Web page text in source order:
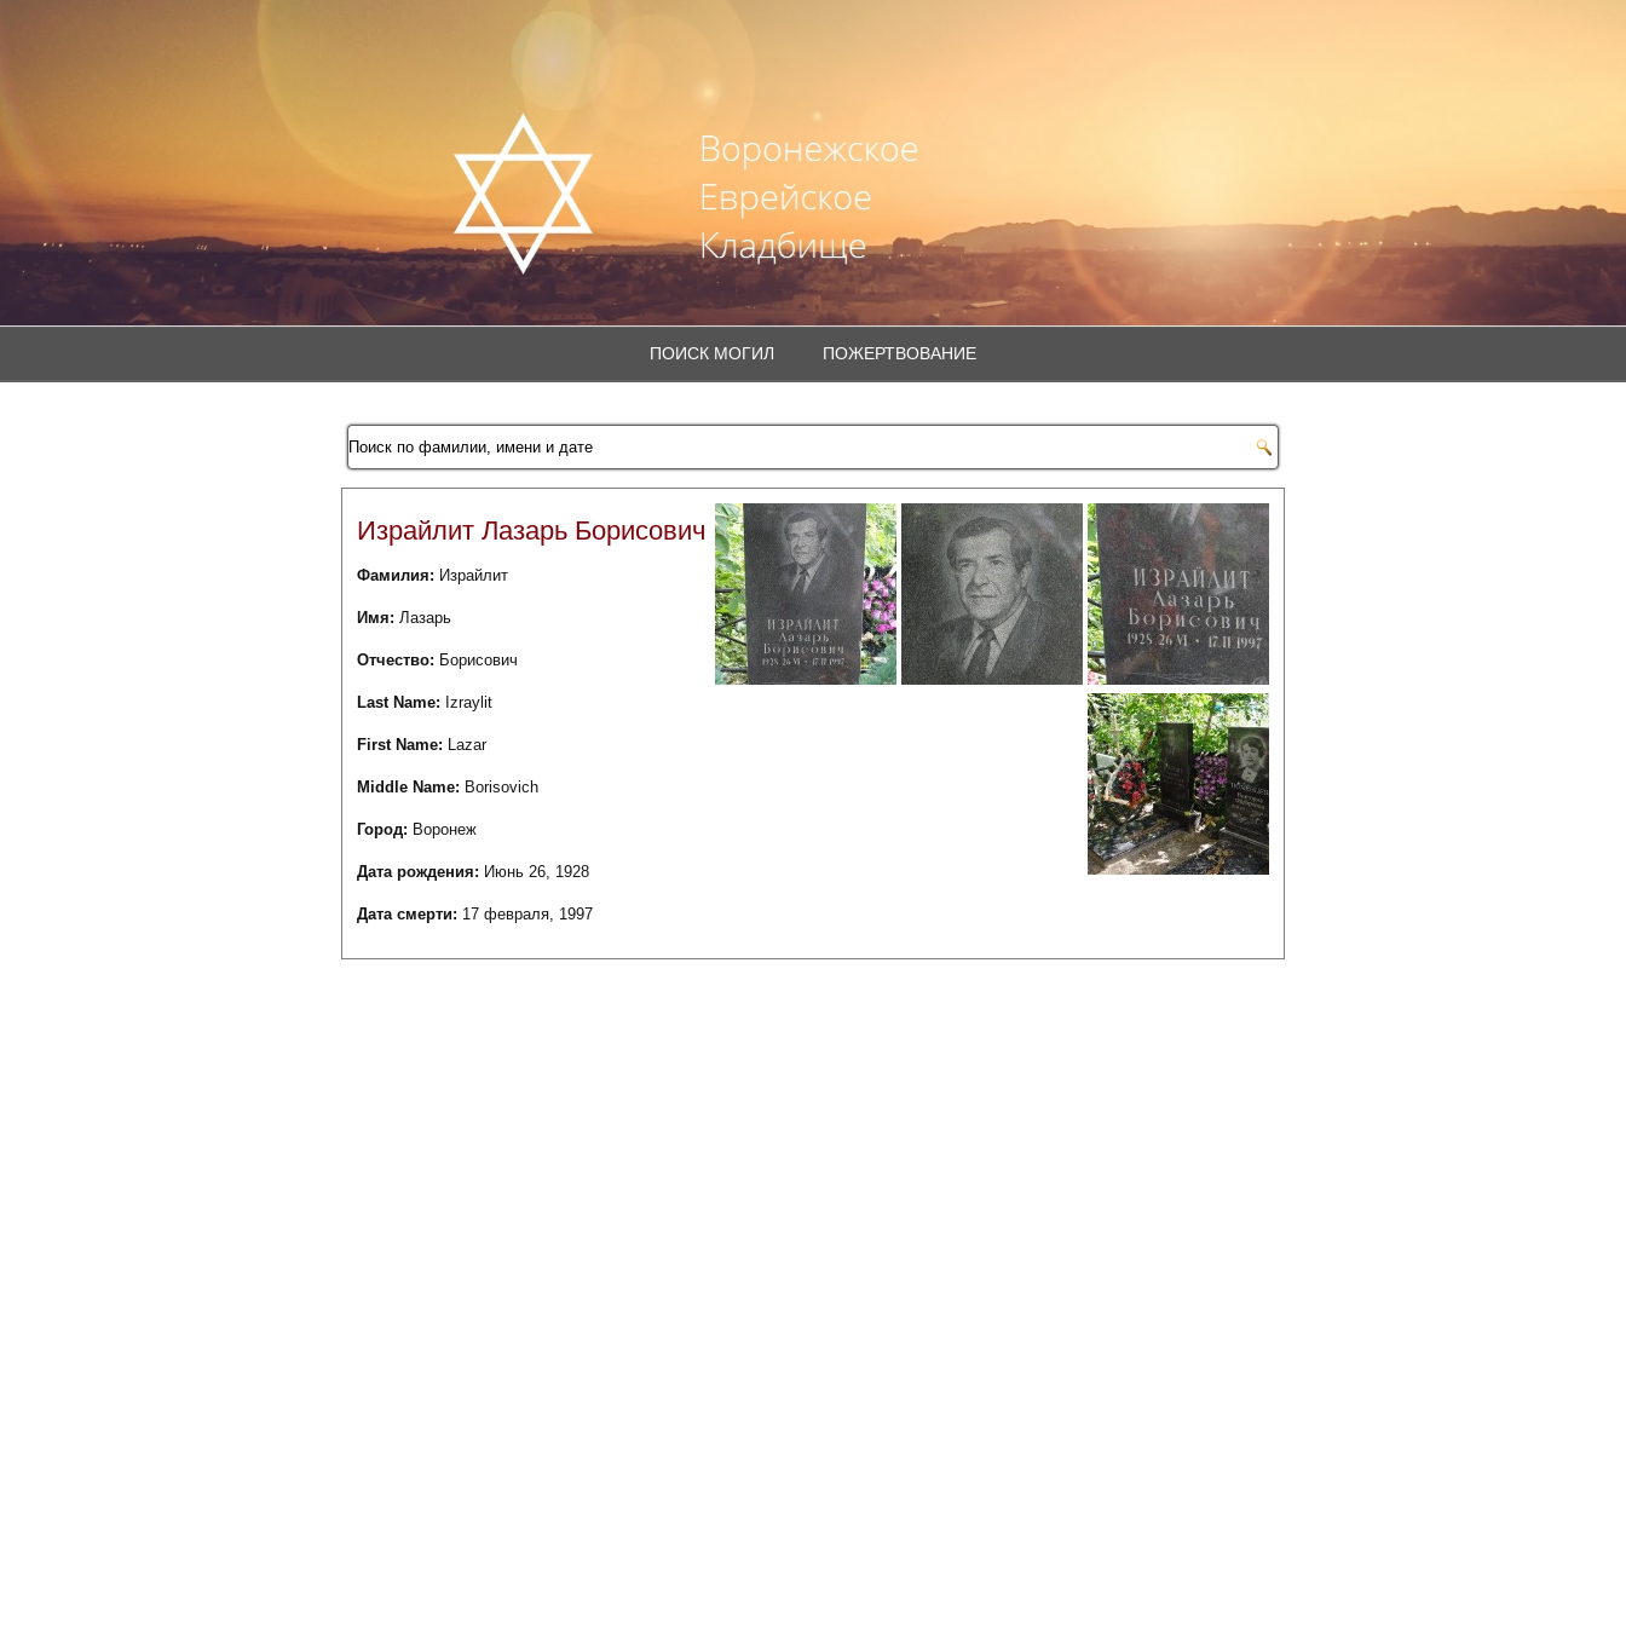
ПОИСК МОГИЛ ПОЖЕРТВОВАНИЕ
Израйлит Лазарь Борисович
Фамилия: Израйлит
Имя: Лазарь
Отчество: Борисович
Last Name: Izraylit
First Name: Lazar
Middle Name: Borisovich
Город: Воронеж
Дата рождения: Июнь 26, 1928
Дата смерти: 17 февраля, 1997